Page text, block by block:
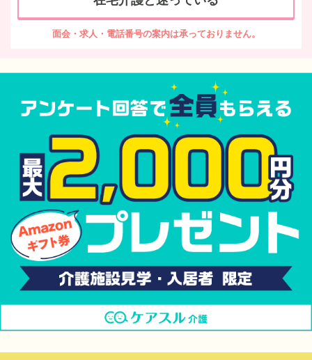
面会・求人・電話番号の案内は承っておりません。